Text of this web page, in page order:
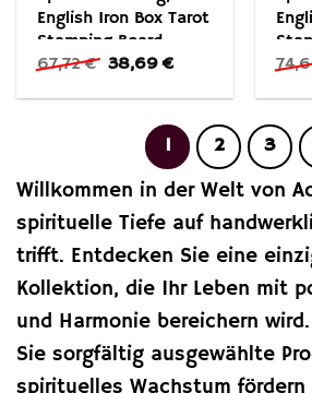
English Iron Box Tarot
Stamping Board
Spielkarten
67,72€ Ursprünglicher
war:
38,69€
ist:
1 2 3
Willkommen in der Welt von
spirituelle Tiefe auf
trifft. Entdecken Sie eine
Kollektion, die Ihr Leben mit
und Harmonie bereichern
Sie sorgfältig ausgewählte
spirituelles Wachstum fördern